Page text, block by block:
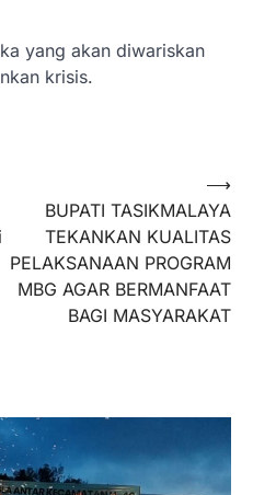
yang akan diwariskan
krisis.
BUPATI TASIKMALAYA
TEKANKAN KUALITAS
PELAKSANAAN PROGRAM
MBG AGAR BERMANFAAT
BAGI MASYARAKAT
⟶